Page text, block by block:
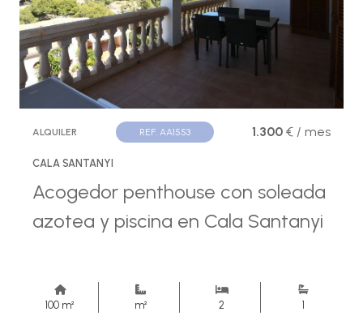
ALQUILER REF. AA1553 1.300 € / mes
CALA SANTANYI
Acogedor penthouse con soleada
azotea y piscina en Cala Santanyi
100 m² m² 2 1